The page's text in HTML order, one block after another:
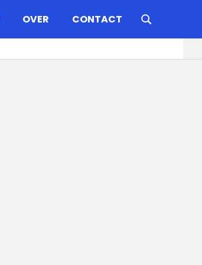
OVER CONTACT